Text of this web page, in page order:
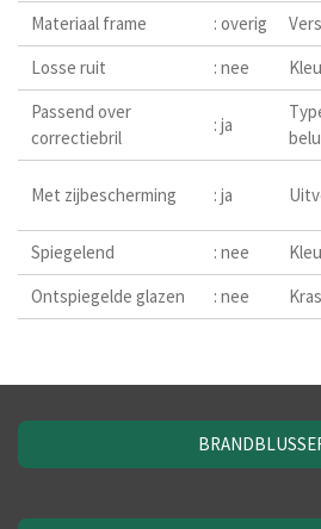
Materiaal frame : overig
Losse ruit
: nee
Passend over
correctiebril
: ja
Met zijbescherming : ja
Spiegelend
: nee
Ontspiegelde glazen
: nee